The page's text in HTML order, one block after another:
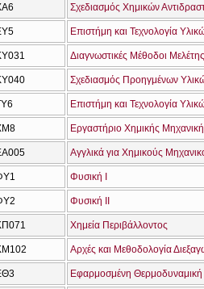
Σχεδιασμός Χημικών
Επιστήμη και Τεχνολογία
Διαγνωστικές Μέθοδοι
Σχεδιασμός Προηγμένων
Επιστήμη και Τεχνολογία
Εργαστήριο Χημικής
Αγγλικά για Χημικούς
Φυσική Ι
Φυσική ΙΙ
Χημεία Περιβάλλοντος
Αρχές και Μεθοδολογία
Εφαρμοσμένη Θερμοδυναμική